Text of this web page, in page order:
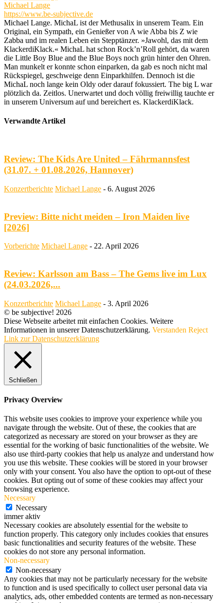
Michael Lange
https://www.be-subjective.de
Michael Lange. MichaL ist der Methusalix in unserem Team. Ein
Original, ein Sympath, ein Genießer von A wie Abba bis Z wie
Zabba und im realen Leben ein Stepptänzer. »Jawohl, das mit dem
KlackerdiKlack.« MichaL hat schon Rock’n’Roll gehört, da waren
die Little Boy Blue and the Blue Boys noch grün hinter den Ohren.
Man munkelt er konnte schon einparken, da gab es noch nicht mal
Rückspiegel, geschweige denn Einparkhilfen. Dennoch ist die
MichaL noch lange kein Oldy oder darauf fokussiert. The big L war
plötzlich da. Zeitlos. Unerwartet und doch völlig freiwillig tauchte er
in unserem Universum auf und bereichert es. KlackerdiKlack.
Verwandte Artikel
Review: The Kids Are United – Fährmannsfest
(31.07. + 01.08.2026, Hannover)
Konzertberichte Michael Lange - 6. August 2026
Preview: Bitte nicht meiden – Iron Maiden live
[2026]
Vorberichte Michael Lange - 22. April 2026
Review: Karlsson am Bass – The Gems live im Lux
(24.03.2026,...
Konzertberichte Michael Lange - 3. April 2026
© be subjective! 2026
Diese Webseite arbeitet mit einfachen Cookies. Weitere
Informationen in unserer Datenschutzerklärung. Verstanden Reject
Link zur Datenschutzerklärung
Schließen
Privacy Overview
This website uses cookies to improve your experience while you
navigate through the website. Out of these, the cookies that are
categorized as necessary are stored on your browser as they are
essential for the working of basic functionalities of the website. We
also use third-party cookies that help us analyze and understand how
you use this website. These cookies will be stored in your browser
only with your consent. You also have the option to opt-out of these
cookies. But opting out of some of these cookies may affect your
browsing experience.
Necessary
Necessary
immer aktiv
Necessary cookies are absolutely essential for the website to
function properly. This category only includes cookies that ensures
basic functionalities and security features of the website. These
cookies do not store any personal information.
Non-necessary
Non-necessary
Any cookies that may not be particularly necessary for the website
to function and is used specifically to collect user personal data via
analytics, ads, other embedded contents are termed as non-necessary